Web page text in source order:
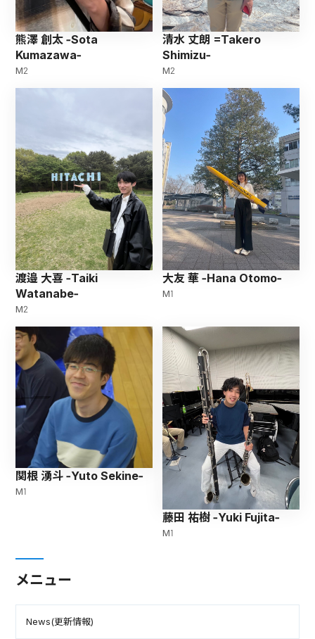
熊澤 創太 -Sota
Kumazawa-
M2
清水 丈朗 =Takero
Shimizu-
M2
渡邉 大喜 -Taiki
Watanabe-
M2
大友 華 -Hana Otomo-
M1
関根 湧斗 -Yuto Sekine-
M1
藤田 祐樹 -Yuki Fujita-
M1
メニュー
News(更新情報)